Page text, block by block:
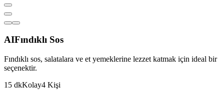
AIFındıklı Sos
Fındıklı sos, salatalara ve et yemeklerine lezzet katmak için ideal bir
seçenektir.
15 dkKolay4 Kişi